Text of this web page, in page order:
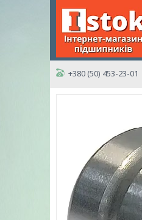
+380 (50) 453-23-01